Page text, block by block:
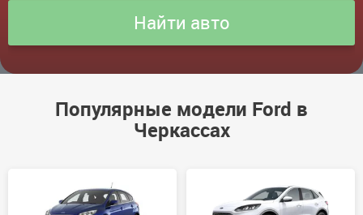
Популярные модели Ford в
Черкассах